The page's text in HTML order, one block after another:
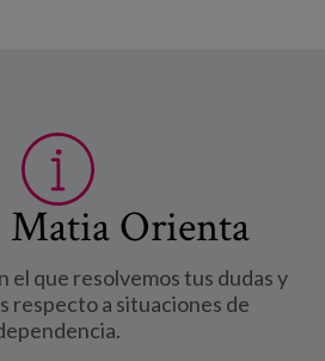
Matia Orienta
el que resolvemos tus dudas y
respecto a situaciones de